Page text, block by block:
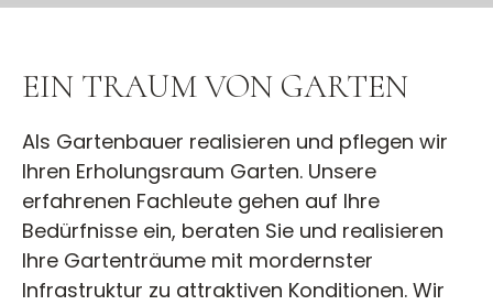
EIN TRAUM VON GARTEN
Als Gartenbauer realisieren und pflegen wir
Ihren Erholungsraum Garten. Unsere
erfahrenen Fachleute gehen auf Ihre
Bedürfnisse ein, beraten Sie und realisieren
Ihre Gartenträume mit mordernster
Infrastruktur zu attraktiven Konditionen. Wir